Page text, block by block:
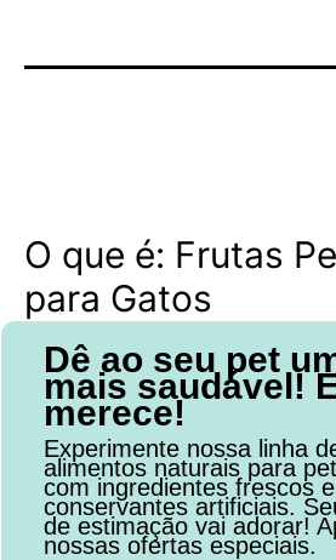
O que é: Frutas
para Gatos
Dê ao seu pet
mais saudável!
merece!
Experimente nossa linha
alimentos naturais para
com ingredientes frescos
conservantes artificiais.
de estimação vai adorar!
nossas ofertas especiais.